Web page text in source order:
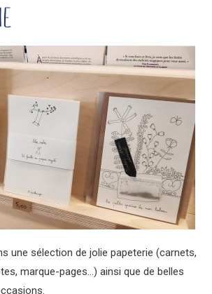
une sélection de jolie papeterie (carnets,
marque-pages…) ainsi que de belles